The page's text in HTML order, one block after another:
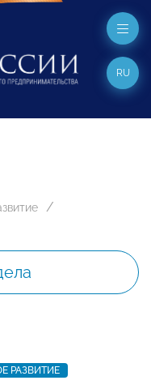
RU
РАЗВИТИЕ